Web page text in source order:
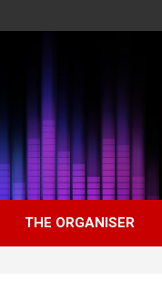
THE ORGANISER